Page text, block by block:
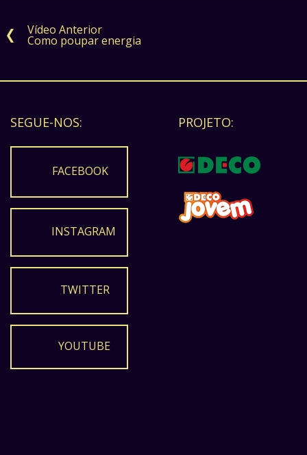
Vídeo Anterior
Como poupar energia
SEGUE-NOS:
FACEBOOK
INSTAGRAM
TWITTER
YOUTUBE
PROJETO: